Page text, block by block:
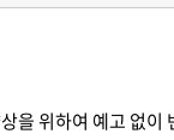
을 위하여 예고 없이